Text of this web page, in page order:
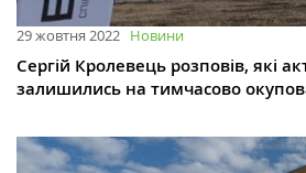
29 жовтня 2022 Новини
Сергій Кролевець розповів, які
залишились на тимчасово